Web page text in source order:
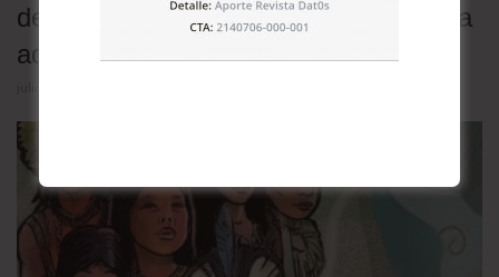
detenido por la distribución de gasolina
adulterada